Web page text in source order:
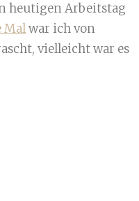
heutigen Arbeitstag
Malwar ich von
vielleicht war es